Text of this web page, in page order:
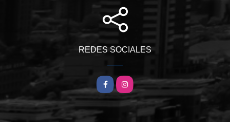
REDES SOCIALES
FacebookInstagram